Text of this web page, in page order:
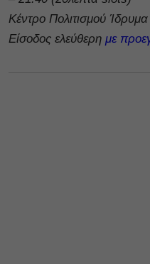
Κέντρο Πολιτισμού
Είσοδος ελεύθερη με